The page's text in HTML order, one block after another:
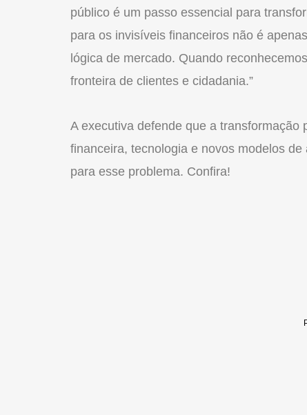
público é um passo essencial para
para os invisíveis financeiros não é
lógica de mercado. Quando
fronteira de clientes e cidadania.”
A executiva defende que a
financeira, tecnologia e novos modelos
para esse problema. Confira!